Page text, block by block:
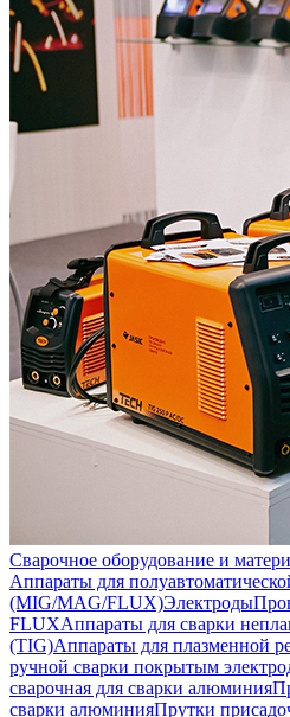
Сварочное оборудование и
Аппараты для
(MIG/MAG/FLUX)Электроды
FLUXАппараты для сварки
(TIG)Аппараты для плазменной
ручной сварки покрытым
сварочная для сварки алюминия
сварки алюминияПрутки